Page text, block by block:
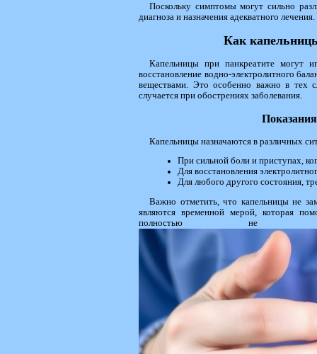
Поскольку симптомы могут сильно
диагноза и назначения адекватного лечения.
Как
Капельницы при панкреатите
восстановление водно-электролитного
веществами. Это особенно важно в тех
случается при обострениях заболевания.
Капельницы назначаются в различных
При сильной боли и приступах,
Для восстановления
Для любого другого состояния,
Важно отметить, что капельницы не
являются временной мерой, которая
полностью не